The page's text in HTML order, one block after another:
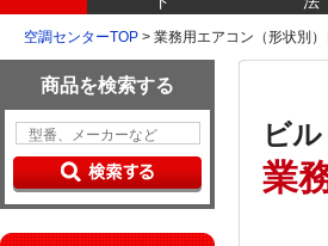
空調センターTOP > 業務用エアコン（形状別
ビ
業